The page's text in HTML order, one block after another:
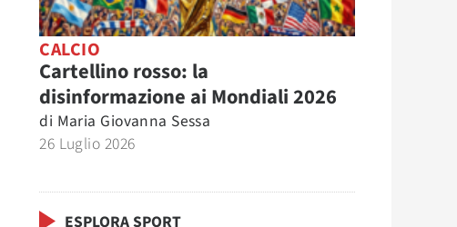
CALCIO
Cartellino rosso: la
disinformazione ai Mondiali 2026
di Maria Giovanna Sessa
26 Luglio 2026
ESPLORA SPORT